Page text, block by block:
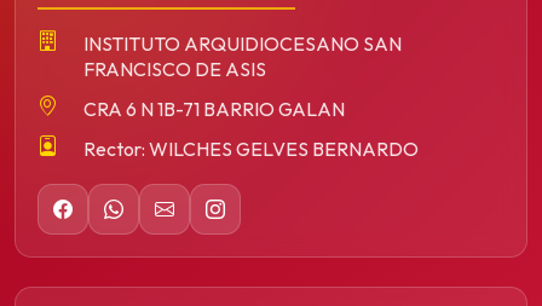
INSTITUTO ARQUIDIOCESANO SAN
FRANCISCO DE ASIS
CRA 6 N 1B-71 BARRIO GALAN
Rector: WILCHES GELVES BERNARDO